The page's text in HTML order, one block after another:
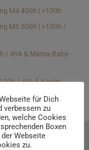
M4 400h | +100h
M5 500h | +100h /
/ AYA & Mama-Baby-
/ AYA & Kinder
&
für Dich
verbessern zu
welche Cookies
Boxen
Webseite
zu.
Beratung buchen